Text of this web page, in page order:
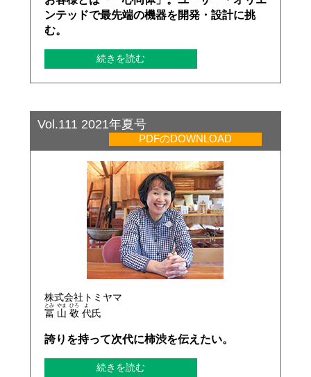
ンテッドで最先端の機器を開発・設計に挑
む。
続きを読む
Vol.111 2021年夏号
PDFのDOWNLOAD
株式会社トミヤマ
冨
とみ
山
やま
敬
ひろ
代
よ
氏
誇りを持って次代に柿渋を伝えたい。
続きを読む